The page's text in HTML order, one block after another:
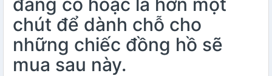
chút để dành chỗ cho
những chiếc đồng hồ sẽ
mua sau này.